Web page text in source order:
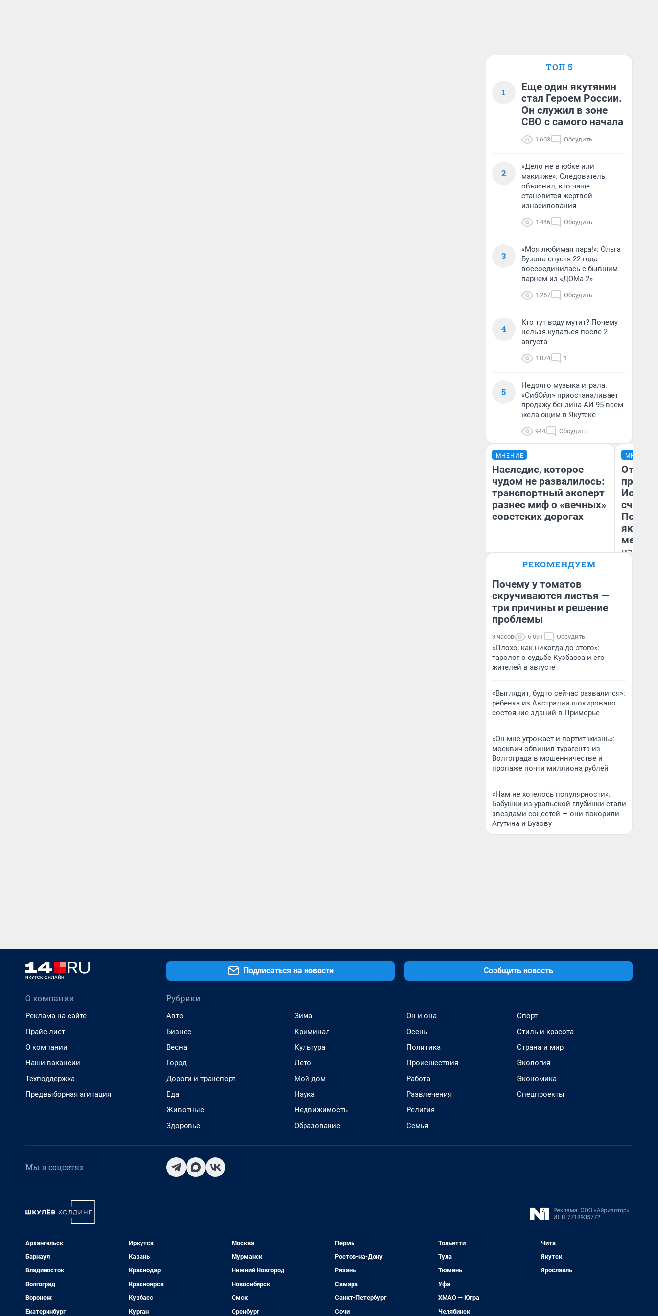
ТОП 5
1
Еще один якутянин
стал Героем России.
Он служил в зоне
СВО с самого начала
1 603 Обсудить
2
«Дело не в юбке или
макияже». Следователь
объяснил, кто чаще
становится жертвой
изнасилования
1 446 Обсудить
3
«Моя любимая пара!»: Ольга
Бузова спустя 22 года
воссоединилась с бывшим
парнем из «ДОМа-2»
1 257 Обсудить
4
Кто тут воду мутит? Почему
нельзя купаться после 2
августа
1 074 1
5
Недолго музыка играла.
«СибОйл» приостаналивает
продажу бензина АИ-95 всем
желающим в Якутске
944 Обсудить
МНЕНИЕ
Наследие, которое
чудом не развалилось:
транспортный эксперт
разнес миф о «вечных»
советских дорогах
Блогер, предприниматель,
бизнесе
МНЕНИЕ
метр
РЕКОМЕНДУЕМ
Почему у томатов
скручиваются листья —
три причины и решение
проблемы
9 часов 6 091 Обсудить
«Плохо, как никогда до этого»:
таролог о судьбе Кузбасса и его
жителей в августе
«Выглядит, будто сейчас развалится»:
ребенка из Австралии шокировало
состояние зданий в Приморье
«Он мне угрожает и портит жизнь»:
москвич обвинил турагента из
Волгограда в мошенничестве и
пропаже почти миллиона рублей
«Нам не хотелось популярности».
Бабушки из уральской глубинки стали
звездами соцсетей — они покорили
Агутина и Бузову
Подписаться на новости Сообщить новость
О компании
Реклама на сайте
Прайс-лист
О компании
Наши вакансии
Техподдержка
Предвыборная агитация
Рубрики
Авто
Бизнес
Весна
Город
Дороги и транспорт
Еда
Животные
Здоровье
Зима
Криминал
Культура
Лето
Мой дом
Наука
Недвижимость
Образование
Он и она
Осень
Политика
Происшествия
Работа
Развлечения
Религия
Семья
Спорт
Стиль и красота
Страна и мир
Экология
Экономика
Спецпроекты
Мы в соцсетях
Архангельск
Барнаул
Владивосток
Волгоград
Воронеж
Екатеринбург
Иркутск
Казань
Краснодар
Красноярск
Кузбасс
Курган
Москва
Мурманск
Нижний Новгород
Новосибирск
Омск
Оренбург
Пермь
Ростов-на-Дону
Рязань
Самара
Санкт-Петербург
Сочи
Тольятти
Тула
Тюмень
Уфа
ХМАО — Югра
Челябинск
Чита
Якутск
Ярославль